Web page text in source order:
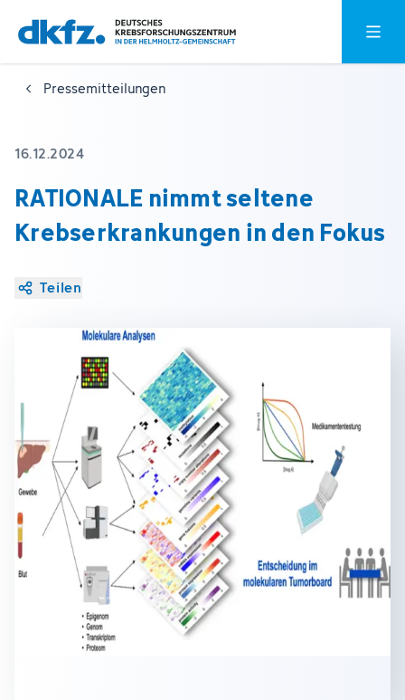
Zum
Hauptinhalt
springen
Zur
Fußzeile
springen
Pressemitteilungen
16.12.2024
RATIONALE nimmt seltene
Krebserkrankungen in den Fokus
Teilen